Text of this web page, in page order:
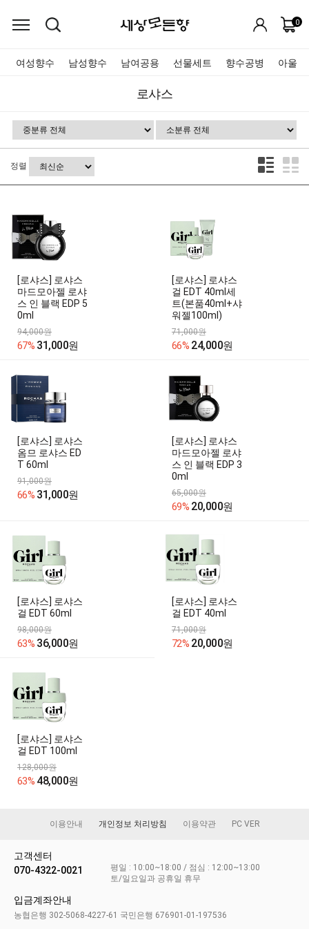
0
여성향수 남성향수 남여공용 선물세트 향수공병 아울렛
로샤스
정렬
[로샤스] 로샤스
마드모아젤 로샤
스 인 블랙 EDP 5
0ml
94,000원
67% 31,000원
[로샤스] 로샤스
걸 EDT 40ml세
트(본품40ml+샤
워젤100ml)
71,000원
66% 24,000원
[로샤스] 로샤스
옴므 로샤스 ED
T 60ml
91,000원
66% 31,000원
[로샤스] 로샤스
마드모아젤 로샤
스 인 블랙 EDP 3
0ml
65,000원
69% 20,000원
[로샤스] 로샤스
걸 EDT 60ml
98,000원
63% 36,000원
[로샤스] 로샤스
걸 EDT 40ml
71,000원
72% 20,000원
[로샤스] 로샤스
걸 EDT 100ml
128,000원
63% 48,000원
이용안내 개인정보 처리방침 이용약관 PC VER
고객센터
070-4322-0021
평일 : 10:00~18:00 / 점심 : 12:00~13:00
토/일요일과 공휴일 휴무
입금계좌안내
농협은행 302-5068-4227-61 국민은행 676901-01-197536